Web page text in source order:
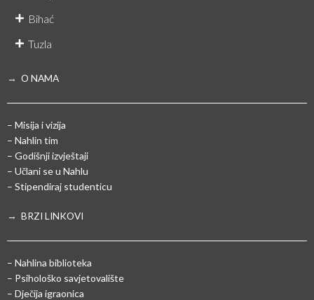
Bihać
Tuzla
→ O NAMA
– Misija i vizija
– Nahlin tim
– Godišnji izvještaji
– Učlani se u Nahlu
– Stipendiraj studenticu
→ BRZI LINKOVI
– Nahlina biblioteka
– Psihološko savjetovalište
– Dječija igraonica